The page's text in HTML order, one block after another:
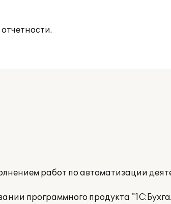
работ по автоматизации
программного продукта